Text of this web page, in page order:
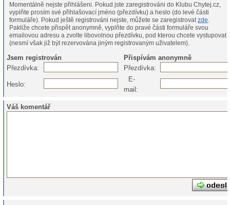
Momentálně nejste přihlášeni. Pokud jste zaregistrováni do Klubu Chytej.cz,
vyplňte prosím své přihlašovací jméno (přezdívku) a heslo (do levé části
formuláře). Pokud ještě registrováni nejste, můžete se zaregistrovatzde.
Pakliže chcete přispět anonymně, vyplňte do pravé části formuláře svou
emailovou adresu a zvolte libovolnou přezdívku, pod kterou chcete vystupovat
(nesmí však již být rezervována jiným registrovaným uživatelem).
Jsem registrován
Přispívám anonymně
Přezdívka:
Přezdívka:
Heslo:
E-
mail:
Váš komentář